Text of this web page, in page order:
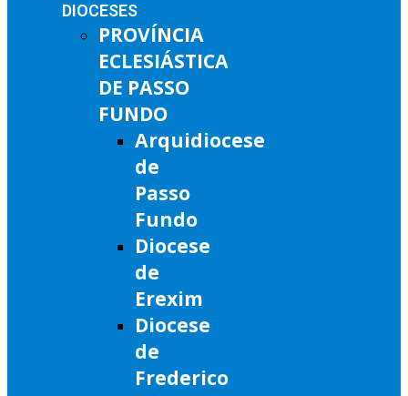
DIOCESES
PROVÍNCIA
ECLESIÁSTICA
DE PASSO
FUNDO
Arquidiocese
de
Passo
Fundo
Diocese
de
Erexim
Diocese
de
Frederico